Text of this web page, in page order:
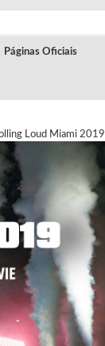
Páginas Oficiais
Loud Miami 2019